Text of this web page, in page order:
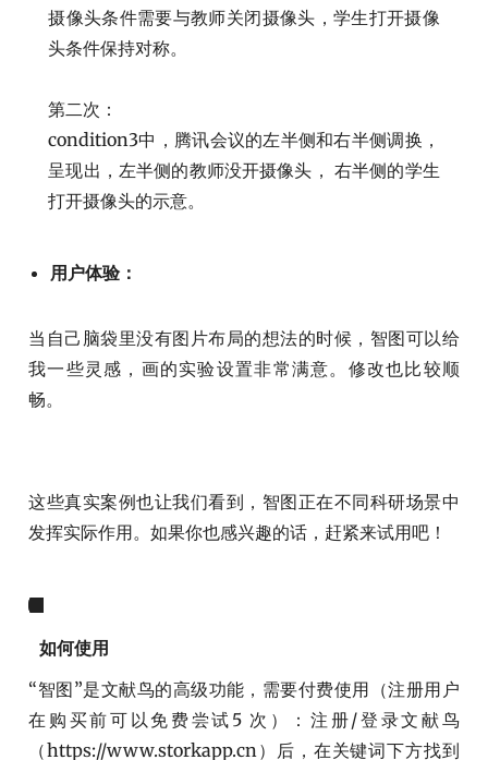
摄像头条件需要与教师关闭摄像头，学生打开摄像
头条件保持对称。
第二次：
condition3中，腾讯会议的左半侧和右半侧调换，
呈现出，左半侧的教师没开摄像头， 右半侧的学生
打开摄像头的示意。
用户体验：
当自己脑袋里没有图片布局的想法的时候，智图可以给
我一些灵感，画的实验设置非常满意。修改也比较顺
畅。
这些真实案例也让我们看到，智图正在不同科研场景中
发挥实际作用。如果你也感兴趣的话，赶紧来试用吧！
如何使用
“智图”是文献鸟的高级功能，需要付费使用（注册用户
在购买前可以免费尝试5 次）：注册/登录文献鸟
（https://www.storkapp.cn）后，在关键词下方找到